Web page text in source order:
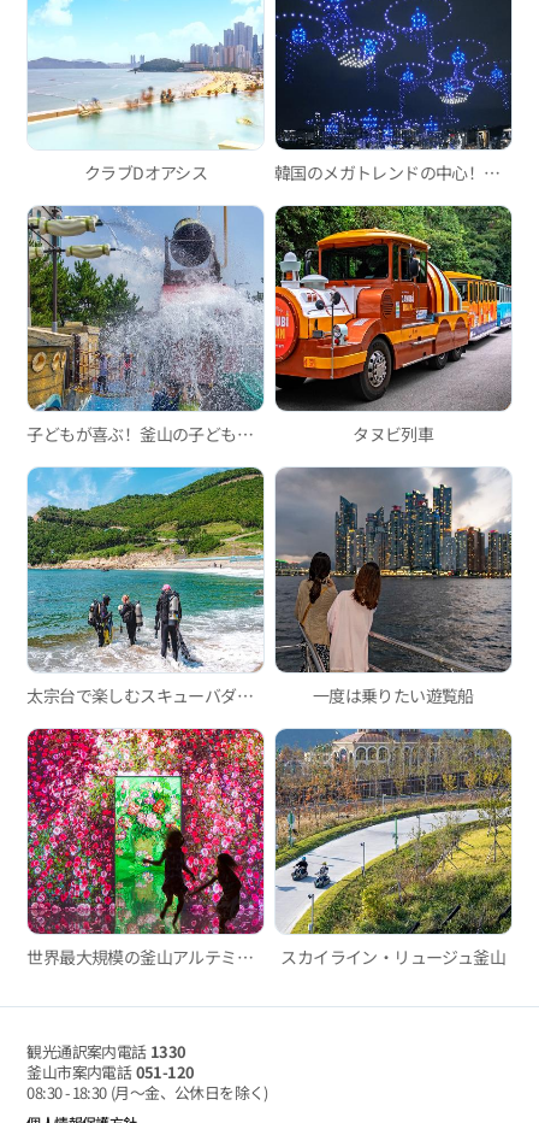
クラブDオアシス 韓国のメガトレンドの中心！広安里Mドローンライトショー
子どもが喜ぶ！釜山の子ども向けウォーターパーク3選 タヌビ列車
太宗台で楽しむスキューバダイビング 一度は乗りたい遊覧船
世界最大規模の釜山アルテミュージアム、吸い込まれるようなイマーシブメディアアート！ スカイライン・リュージュ釜山
観光通訳案内電話 1330
釜山市案内電話051-120
08:30 - 18:30 (月～金、公休日を除く)